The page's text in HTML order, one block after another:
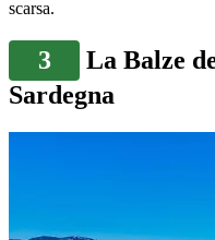
scarsa.
3
La Balze
Sardegna